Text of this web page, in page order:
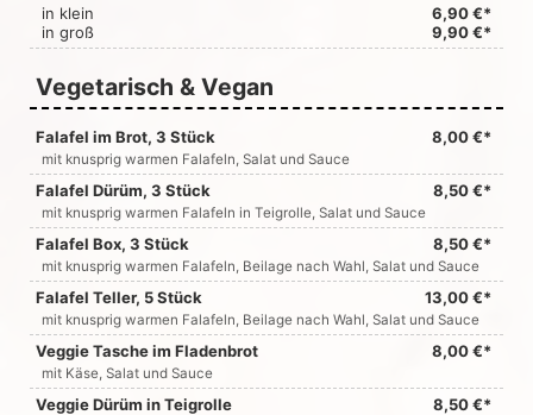
in klein
6,90 €*
in groß
9,90 €*
Vegetarisch & Vegan
Falafel im Brot, 3 Stück 8,00 €*
mit knusprig warmen Falafeln, Salat und Sauce
Falafel Dürüm, 3 Stück 8,50 €*
mit knusprig warmen Falafeln in Teigrolle, Salat und Sauce
Falafel Box, 3 Stück 8,50 €*
mit knusprig warmen Falafeln, Beilage nach Wahl, Salat und Sauce
Falafel Teller, 5 Stück 13,00 €*
mit knusprig warmen Falafeln, Beilage nach Wahl, Salat und Sauce
Veggie Tasche im Fladenbrot 8,00 €*
mit Käse, Salat und Sauce
Veggie Dürüm in Teigrolle 8,50 €*